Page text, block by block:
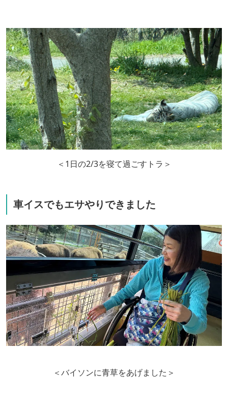
＜1日の2/3を寝て過ごすトラ＞
車イスでもエサやりできました
＜バイソンに青草をあげました＞